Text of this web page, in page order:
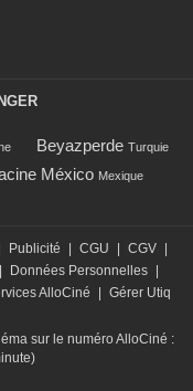
Beyazperde Turquie
México Mexique
Publicité CGU CGV
Données Personnelles
AlloCiné
Gérer Utiq
sur le numéro AlloCiné :